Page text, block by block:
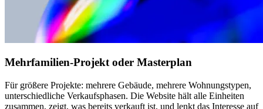
Mehrfamilien-Projekt oder Masterplan
Für größere Projekte: mehrere Gebäude, mehrere Wohnungstypen,
unterschiedliche Verkaufsphasen. Die Website hält alle Einheiten
zusammen, zeigt, was bereits verkauft ist, und lenkt das Interesse auf